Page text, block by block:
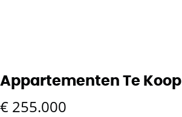
Appartementen Te Koop
€ 255.000